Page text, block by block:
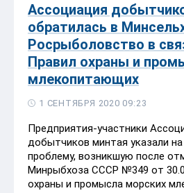
Ассоциация
обратилась в
Росрыболовство в
Правил охраны и
млекопитающих
1 СЕНТЯБРЯ 2020 09:23
Предприятия-участники
добытчиков минтая указали
проблему, возникшую после
Минрыбхоза СССР №349 от
охраны и промысла морских